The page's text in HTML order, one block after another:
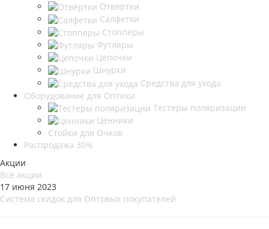
Отвёртки
Салфетки
Стопперы
Футляры
Цепочки
Шнурки
Средства для ухода
Оборудование для Оптики
Тестеры поляризации
Ценники
Стойки для Очков
Распродажа 30%
Акции
Все акции
17 июня 2023
Система скидок для Оптовых покупателей